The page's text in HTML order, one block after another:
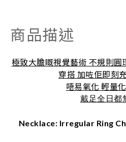
商品描述
極致大膽嘅視覺藝術 不規則圓
穿搭 加咗佢即刻
唔易氧化 輕量
戴足全日都
Necklace: Irregular Ring